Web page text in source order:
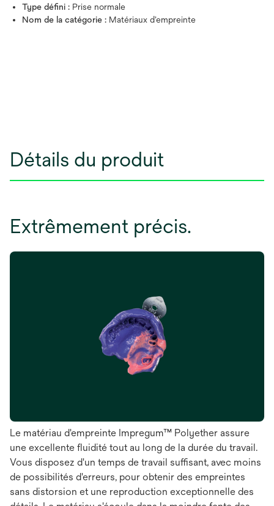
Type défini : Prise normale
Nom de la catégorie : Matériaux d’empreinte
Détails du produit
Extrêmement précis.
Le matériau d'empreinte Impregum™ Polyether assure
une excellente fluidité tout au long de la durée du travail.
Vous disposez d'un temps de travail suffisant, avec moins
de possibilités d'erreurs, pour obtenir des empreintes
sans distorsion et une reproduction exceptionnelle des